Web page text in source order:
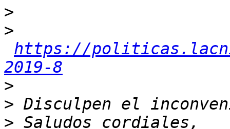
>
>
https://
2019-8
>
>
>